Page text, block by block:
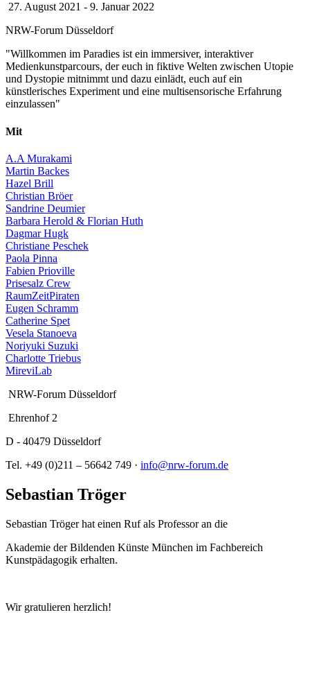
27. August 2021 - 9. Januar 2022
NRW-Forum Düsseldorf
"Willkommen im Paradies ist ein immersiver, interaktiver
Medienkunstparcours, der euch in fiktive Welten zwischen Utopie
und Dystopie mitnimmt und dazu einlädt, euch auf ein
künstlerisches Experiment und eine multisensorische Erfahrung
einzulassen"
Mit
A.A Murakami
Martin Backes
Hazel Brill
Christian Bröer
Sandrine Deumier
Barbara Herold & Florian Huth
Dagmar Hugk
Christiane Peschek
Paola Pinna
Fabien Prioville
Prisesalz Crew
RaumZeitPiraten
Eugen Schramm
Catherine Spet
Vesela Stanoeva
Noriyuki Suzuki
Charlotte Triebus
MireviLab
NRW-Forum Düsseldorf
Ehrenhof 2
D - 40479 Düsseldorf
Tel. +49 (0)211 – 56642 749 · info@nrw-forum.de
Sebastian Tröger
Sebastian Tröger hat einen Ruf als Professor an die
Akademie der Bildenden Künste München im Fachbereich
Kunstpädagogik erhalten.
Wir gratulieren herzlich!